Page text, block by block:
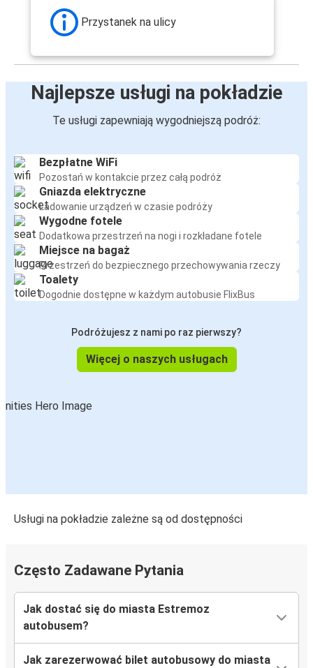
Przystanek na ulicy
Najlepsze usługi na pokładzie
Te usługi zapewniają wygodniejszą podróż:
Bezpłatne WiFi
Pozostań w kontakcie przez całą podróż
Gniazda elektryczne
Ładowanie urządzeń w czasie podróży
Wygodne fotele
Dodatkowa przestrzeń na nogi i rozkładane fotele
Miejsce na bagaż
Przestrzeń do bezpiecznego przechowywania rzeczy
Toalety
Dogodnie dostępne w każdym autobusie FlixBus
Podróżujesz z nami po raz pierwszy?
Więcej o naszych usługach
Usługi na pokładzie zależne są od dostępności
Często Zadawane Pytania
Jak dostać się do miasta Estremoz
autobusem?
Jak zarezerwować bilet autobusowy do miasta